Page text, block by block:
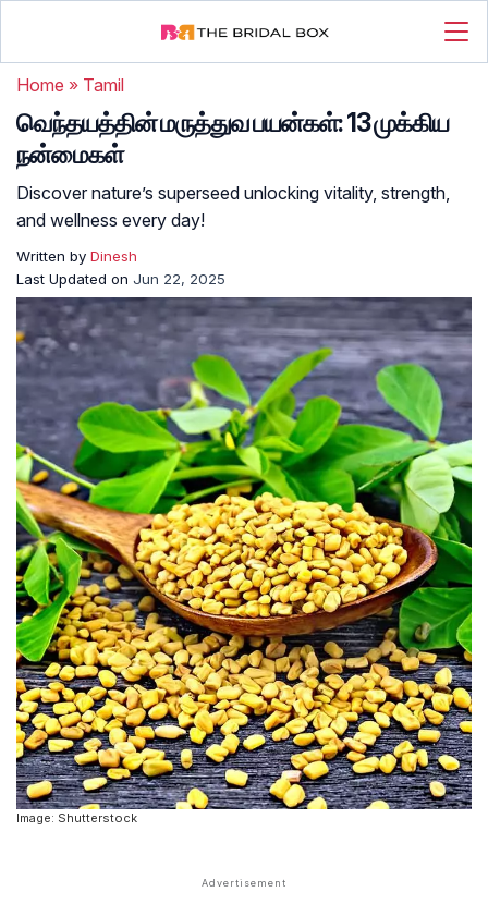
Home » Tamil
வெந்தயத்தின் மருத்துவ பயன்கள்: 13 முக்கிய
நன்மைகள்
Discover nature’s superseed unlocking vitality, strength,
and wellness every day!
Written by Dinesh
Last Updated on Jun 22, 2025
Image: Shutterstock